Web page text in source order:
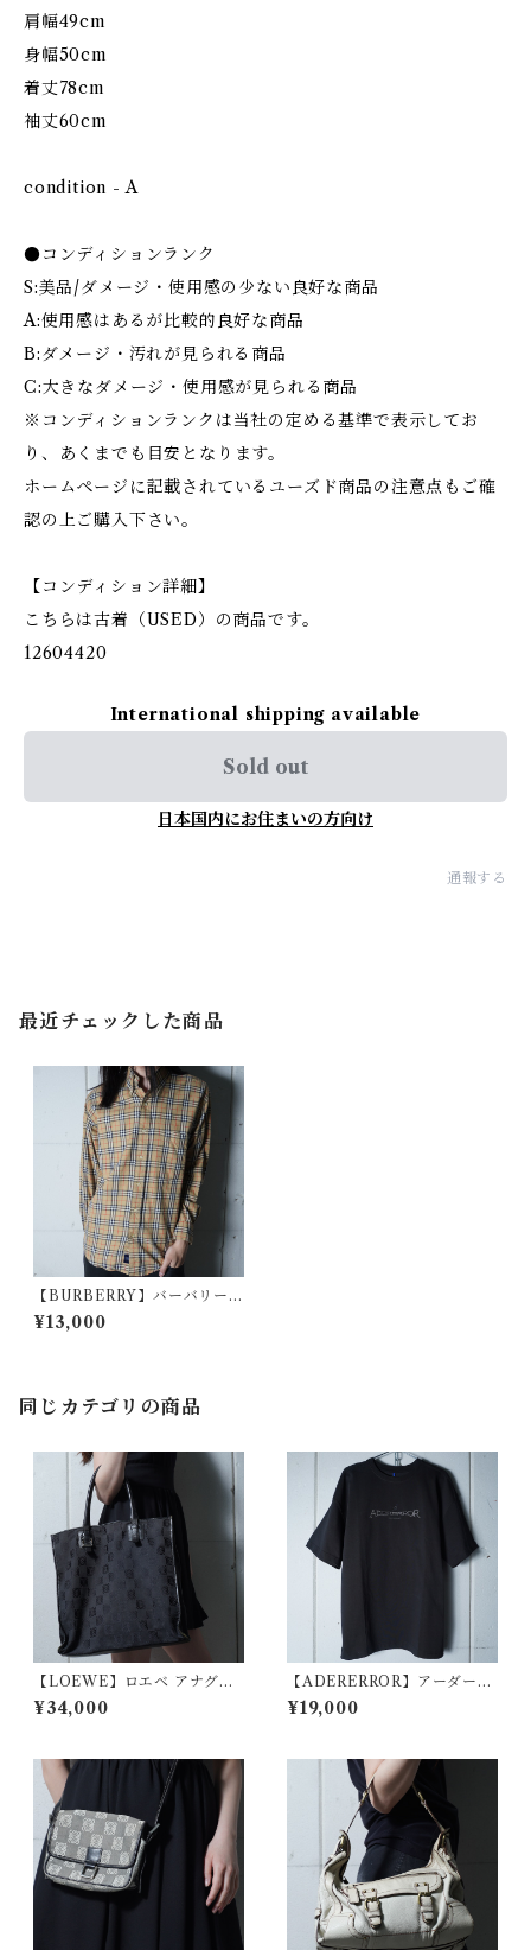
肩幅49cm
身幅50cm
着丈78cm
袖丈60cm
condition - A
●コンディションランク
S:美品/ダメージ・使用感の少ない良好な商品
A:使用感はあるが比較的良好な商品
B:ダメージ・汚れが見られる商品
C:大きなダメージ・使用感が見られる商品
※コンディションランクは当社の定める基準で表示してお
り、あくまでも目安となります。
ホームページに記載されているユーズド商品の注意点もご確
認の上ご購入下さい。
【コンディション詳細】
こちらは古着（USED）の商品です。
12604420
International shipping available
Sold out
日本国内にお住まいの方向け
通報する
最近チェックした商品
【BURBERRY】バーバリー
ノバチェックボタンシャツ bei
ge
¥13,000
同じカテゴリの商品
【LOEWE】ロエベ アナグラ
ムロゴ総柄レザーハンドルキ
ャンバストートバッグ black
¥34,000
【ADERERROR】アーダーエ
ラー 未使用品 ロゴ刺繍Tシャ
ツ black
¥19,000